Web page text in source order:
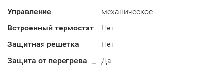
Управление
механическое
Встроенный термостат
Нет
Защитная решетка
Нет
Защита от перегрева
Да